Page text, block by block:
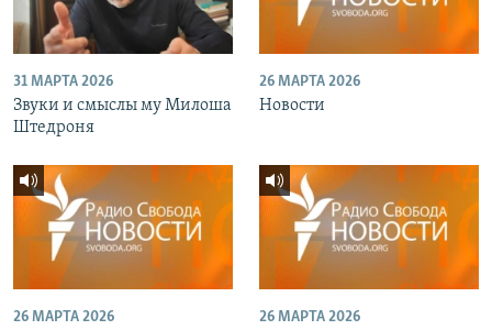
31 МАРТА 2026
Звуки и смыслы му Милоша
Штедроня
26 МАРТА 2026
Новости
26 МАРТА 2026 26 МАРТА 2026